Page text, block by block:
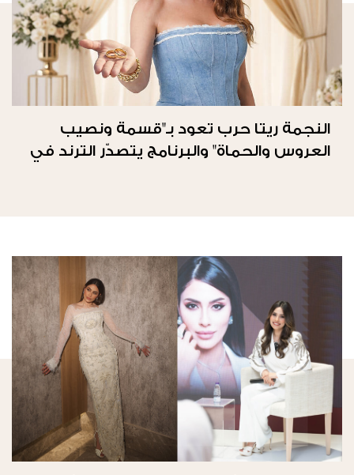
النجمة ريتا حرب تعود بـ"قسمة ونصيب
العروس والحماة" والبرنامج يتصدّر الترند في